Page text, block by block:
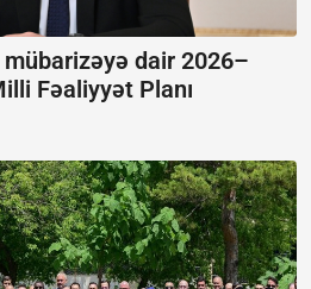
dair 2026–
Fəaliyyət Planı